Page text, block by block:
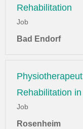
Rehabilitation
Job
Bad Endorf
Rehabilitation
Job
Rosenheim